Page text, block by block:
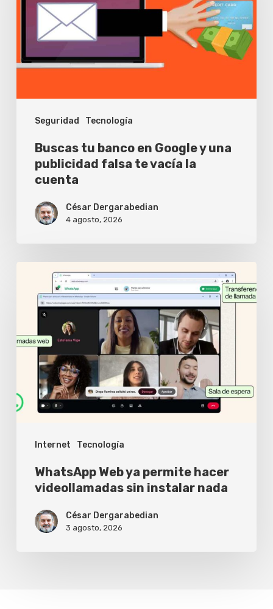
Seguridad Tecnología
una
falsa
vacía
cuenta
Buscas tu banco en Google y una
publicidad falsa te vacía la
cuenta
César Dergarabedian
4 agosto, 2026
Internet Tecnología
WhatsApp
hacer
videollamadas
instalar
WhatsApp Web ya permite hacer
videollamadas sin instalar nada
César Dergarabedian
3 agosto, 2026